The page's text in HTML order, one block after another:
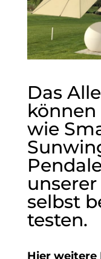
Das
können
wie
selbst
testen.
Hier weitere